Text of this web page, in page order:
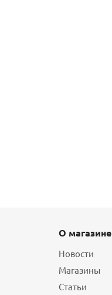
О магазине
Новости
Магазины
Статьи